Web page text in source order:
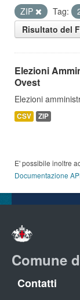
ZIP
Tag:
Risultato del
Elezioni
Ovest
Elezioni
CSV ZIP
E' possibile inoltre
Documentazione
Comune
Contatti